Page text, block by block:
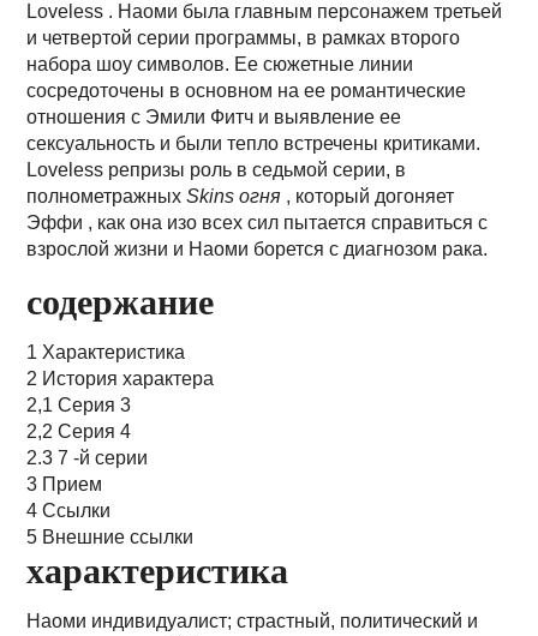
Loveless . Наоми была главным персонажем третьей
и четвертой серии программы, в рамках второго
набора шоу символов. Ее сюжетные линии
сосредоточены в основном на ее романтические
отношения с Эмили Фитч и выявление ее
сексуальность и были тепло встречены критиками.
Loveless репризы роль в седьмой серии, в
полнометражныхSkins огня , который догоняет
Эффи , как она изо всех сил пытается справиться с
взрослой жизни и Наоми борется с диагнозом рака.
содержание
1 Характеристика
2 История характера
2,1 Серия 3
2,2 Серия 4
2.3 7 -й серии
3 Прием
4 Ссылки
5 Внешние ссылки
характеристика
Наоми индивидуалист; страстный, политический и